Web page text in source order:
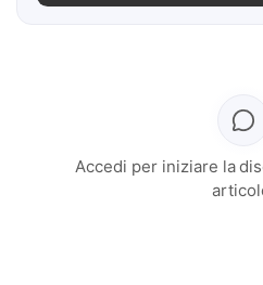
Accedi per iniziare la